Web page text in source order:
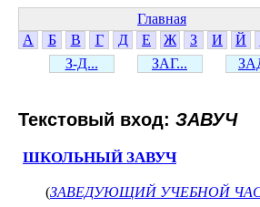
Главная
А
Б В Г Д Е Ж З И Й
З-Д...
ЗАГ...
Текстовый вход: ЗАВУЧ
ШКОЛЬНЫЙ ЗАВУЧ
(ЗАВЕДУЮЩИЙ УЧЕБНОЙ